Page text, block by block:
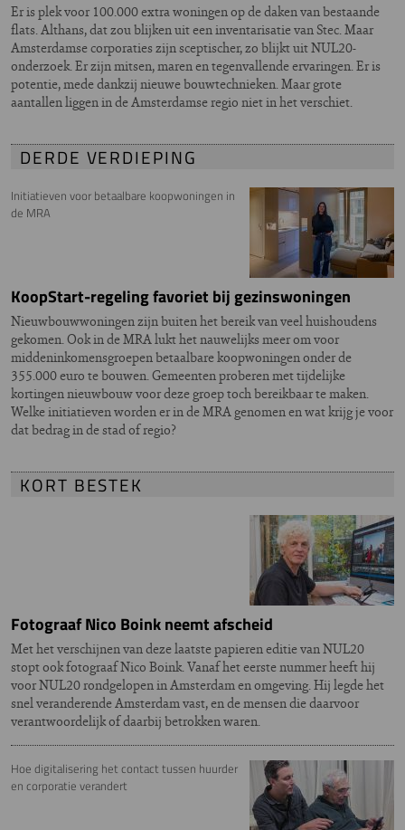
Er is plek voor 100.000 extra woningen op de daken van bestaande
flats. Althans, dat zou blijken uit een inventarisatie van Stec. Maar
Amsterdamse corporaties zijn sceptischer, zo blijkt uit NUL20-
onderzoek. Er zijn mitsen, maren en tegenvallende ervaringen. Er is
potentie, mede dankzij nieuwe bouwtechnieken. Maar grote
aantallen liggen in de Amsterdamse regio niet in het verschiet.
DERDE VERDIEPING
Initiatieven voor betaalbare koopwoningen in
de MRA
KoopStart-regeling favoriet bij gezinswoningen
Nieuwbouwwoningen zijn buiten het bereik van veel huishoudens
gekomen. Ook in de MRA lukt het nauwelijks meer om voor
middeninkomensgroepen betaalbare koopwoningen onder de
355.000 euro te bouwen. Gemeenten proberen met tijdelijke
kortingen nieuwbouw voor deze groep toch bereikbaar te maken.
Welke initiatieven worden er in de MRA genomen en wat krijg je voor
dat bedrag in de stad of regio?
KORT BESTEK
Fotograaf Nico Boink neemt afscheid
Met het verschijnen van deze laatste papieren editie van NUL20
stopt ook fotograaf Nico Boink. Vanaf het eerste nummer heeft hij
voor NUL20 rondgelopen in Amsterdam en omgeving. Hij legde het
snel veranderende Amsterdam vast, en de mensen die daarvoor
verantwoordelijk of daarbij betrokken waren.
Hoe digitalisering het contact tussen huurder
en corporatie verandert